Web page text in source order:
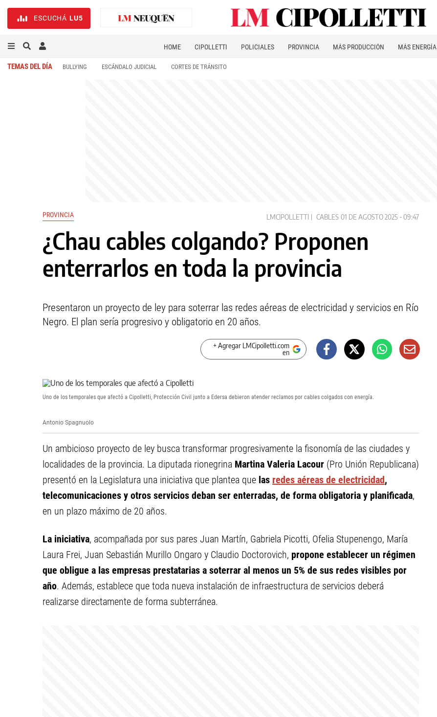
ESCUCHÁ LU5
HOME CIPOLLETTI POLICIALES PROVINCIA MÁS PRODUCCIÓN MÁS ENERGÍA
TEMAS DEL DÍA BULLYING ESCÁNDALO JUDICIAL CORTES DE TRÁNSITO
PROVINCIA LMCIPOLLETTI CABLES 01 DE AGOSTO 2025 - 09:47
¿Chau cables colgando? Proponen
enterrarlos en toda la provincia
Presentaron un proyecto de ley para soterrar las redes aéreas de electricidad y servicios en Río
Negro. El plan sería progresivo y obligatorio en 20 años.
+ Agregar LMCipolletti.com
en
Uno de los temporales que afectó a Cipolletti, Protección Civil junto a Edersa debieron atender reclamos por cables colgados con energía.
Antonio Spagnuolo
Un ambicioso proyecto de ley busca transformar progresivamente la fisonomía de las ciudades y
localidades de la provincia. La diputada rionegrina Martina Valeria Lacour (Pro Unión Republicana)
presentó en la Legislatura una iniciativa que plantea que las redes aéreas de electricidad,
telecomunicaciones y otros servicios deban ser enterradas, de forma obligatoria y planificada,
en un plazo máximo de 20 años.
La iniciativa, acompañada por sus pares Juan Martín, Gabriela Picotti, Ofelia Stupenengo, María
Laura Frei, Juan Sebastián Murillo Ongaro y Claudio Doctorovich, propone establecer un régimen
que obligue a las empresas prestatarias a soterrar al menos un 5% de sus redes visibles por
año. Además, establece que toda nueva instalación de infraestructura de servicios deberá
realizarse directamente de forma subterránea.